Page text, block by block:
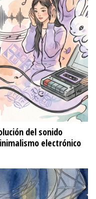
del sonido
electrónico